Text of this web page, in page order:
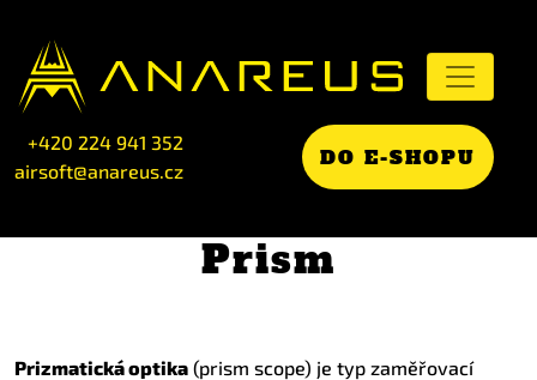
+420 224 941 352
airsoft@anareus.cz
DO E-SHOPU
Prism
Prizmatická optika (prism scope) je typ zaměřovací